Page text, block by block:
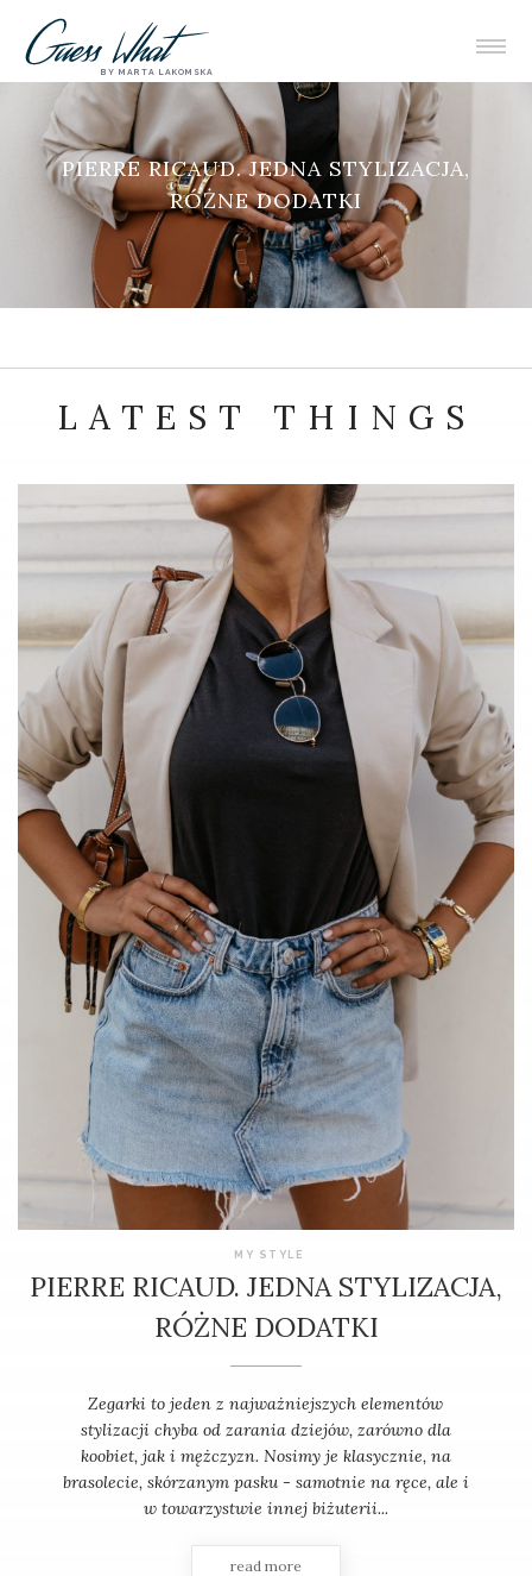
BY MARTA LAKOMSKA
LATEST THINGS
MY STYLE
PIERRE RICAUD. JEDNA STYLIZACJA,
RÓŻNE DODATKI
Zegarki to jeden z najważniejszych elementów
stylizacji chyba od zarania dziejów, zarówno dla
koobiet, jak i mężczyzn. Nosimy je klasycznie, na
brasolecie, skórzanym pasku - samotnie na ręce, ale i
w towarzystwie innej biżuterii...
read more